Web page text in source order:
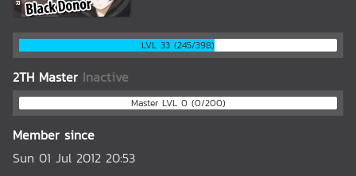
LVL 33 (245/398)
2TH Master Inactive
Master LVL 0 (0/200)
Member since
Sun 01 Jul 2012 20:53